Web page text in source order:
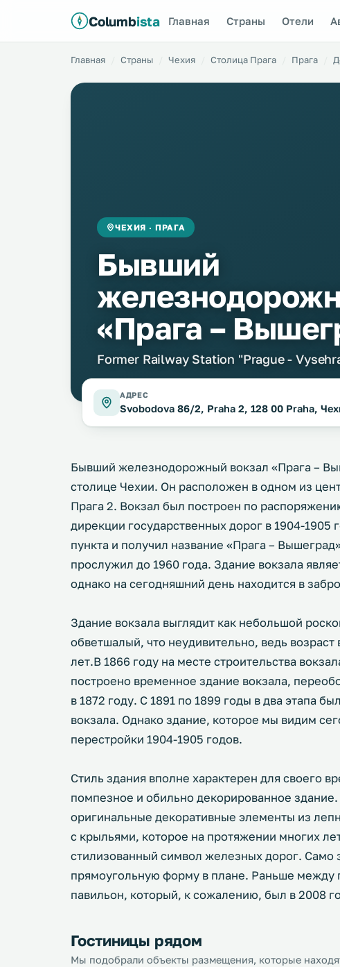
Columbista Главная Страны Отели
Главная Страны Чехия Столица Прага Прага
ЧЕХИЯ · ПРАГА
Бывший
«Прага –
Former Railway Station "Prague -
АДРЕС
Svobodova 86/2, Praha 2, 128 00 Praha,
Бывший железнодорожный вокзал «Прага –
столице Чехии. Он расположен в одном из
Прага 2. Вокзал был построен по
дирекции государственных дорог в 1904-1905
пункта и получил название «Прага –
прослужил до 1960 года. Здание вокзала
однако на сегодняшний день находится в
Здание вокзала выглядит как небольшой
обветшалый, что неудивительно, ведь возраст
лет.В 1866 году на месте строительства
построено временное здание вокзала,
в 1872 году. С 1891 по 1899 годы в два этапа
вокзала. Однако здание, которое мы видим
перестройки 1904-1905 годов.
Стиль здания вполне характерен для своего
помпезное и обильно декорированное
оригинальные декоративные элементы из
с крыльями, которое на протяжении многих
стилизованный символ железных дорог. Само
прямоугольную форму в плане. Раньше между
павильон, который, к сожалению, был в 2008
Гостиницы рядом
Мы подобрали объекты размещения, которые